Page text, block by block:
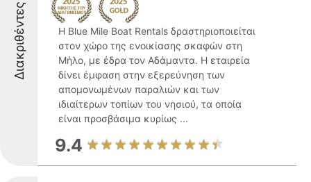
Διακριθέντες
Η Blue Mile Boat Rentals δραστηριοποιείται
στον χώρο της ενοικίασης σκαφών στη
Μήλο, με έδρα τον Αδάμαντα. Η εταιρεία
δίνει έμφαση στην εξερεύνηση των
απομονωμένων παραλιών και των
ιδιαίτερων τοπίων του νησιού, τα οποία
είναι προσβάσιμα κυρίως ...
9.4